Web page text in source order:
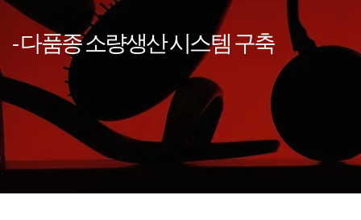
- 다품종 소량생산 시스템 구축